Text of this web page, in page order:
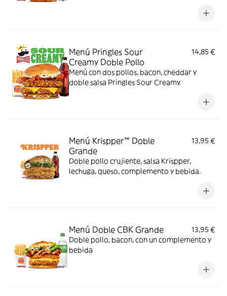
Menú Pringles Sour
Creamy Doble Pollo
14,85 €
Menú con dos pollos, bacon, cheddar y
doble salsa Pringles Sour Creamy.
Menú Krispper™ Doble
Grande
13,95 €
Doble pollo crujiente, salsa Krispper,
lechuga, queso, complemento y bebida.
Menú Doble CBK Grande
13,95 €
Doble pollo, bacon, con un complemento y
bebida